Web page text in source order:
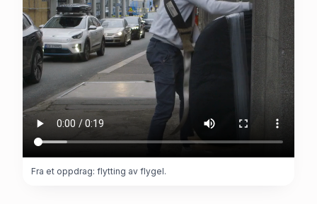
Fra et oppdrag: flytting av flygel.